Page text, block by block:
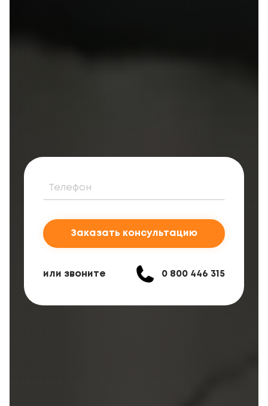
Заказать консультацию
или звоните 0 800 446 315